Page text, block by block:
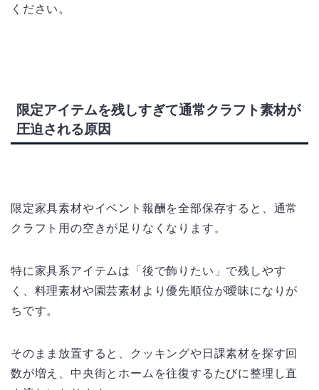
ください。
限定アイテムを残しすぎて通常クラフト素材が
圧迫される原因
限定家具素材やイベント報酬を全部保存すると、通常
クラフト用の空きが足りなくなります。
特に家具系アイテムは「後で飾りたい」で残しやす
く、料理素材や園芸素材より優先順位が曖昧になりが
ちです。
そのまま放置すると、クッキングや日課素材を探す回
数が増え、中央街とホームを往復するたびに整理し直